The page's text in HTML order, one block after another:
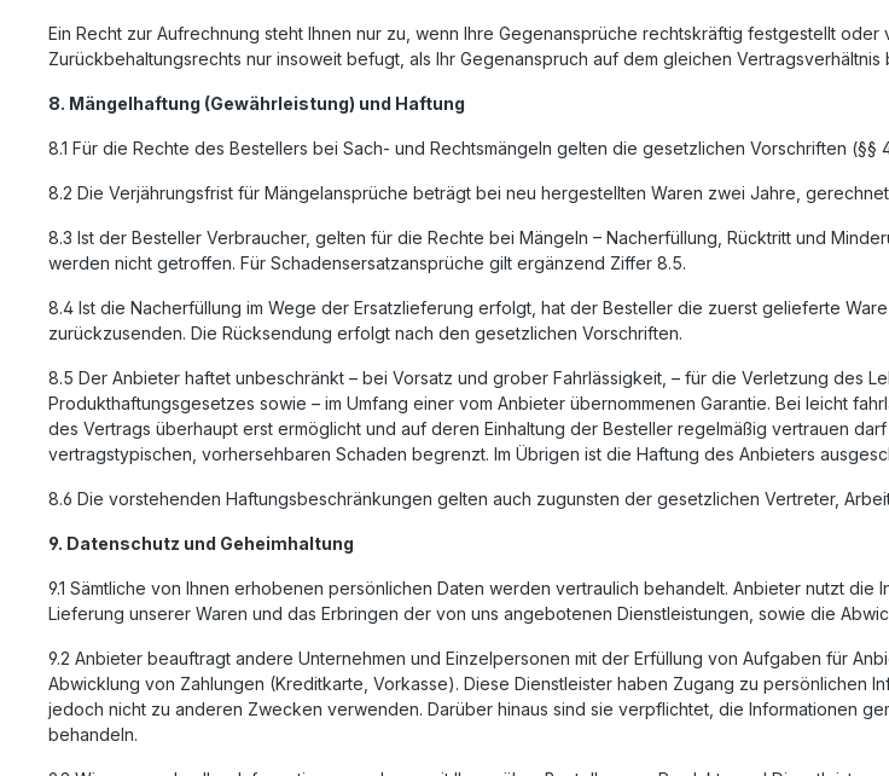
Ein Recht zur Aufrechnung steht Ihnen nur zu, wenn Ihre Gegenansprüche rechtskräftig festgestellt
Zurückbehaltungsrechts nur insoweit befugt, als Ihr Gegenanspruch auf dem gleichen Vertragsverhältnis
8. Mängelhaftung (Gewährleistung) und Haftung
8.1 Für die Rechte des Bestellers bei Sach- und Rechtsmängeln gelten die gesetzlichen Vorschriften
8.2 Die Verjährungsfrist für Mängelansprüche beträgt bei neu hergestellten Waren zwei Jahre,
8.3 Ist der Besteller Verbraucher, gelten für die Rechte bei Mängeln – Nacherfüllung, Rücktritt und
werden nicht getroffen. Für Schadensersatzansprüche gilt ergänzend Ziffer 8.5.
8.4 Ist die Nacherfüllung im Wege der Ersatzlieferung erfolgt, hat der Besteller die zuerst gelieferte
zurückzusenden. Die Rücksendung erfolgt nach den gesetzlichen Vorschriften.
8.5 Der Anbieter haftet unbeschränkt – bei Vorsatz und grober Fahrlässigkeit, – für die Verletzung des
Produkthaftungsgesetzes sowie – im Umfang einer vom Anbieter übernommenen Garantie. Bei leicht
des Vertrags überhaupt erst ermöglicht und auf deren Einhaltung der Besteller regelmäßig vertrauen
vertragstypischen, vorhersehbaren Schaden begrenzt. Im Übrigen ist die Haftung des Anbieters
8.6 Die vorstehenden Haftungsbeschränkungen gelten auch zugunsten der gesetzlichen Vertreter,
9. Datenschutz und Geheimhaltung
9.1 Sämtliche von Ihnen erhobenen persönlichen Daten werden vertraulich behandelt. Anbieter nutzt
Lieferung unserer Waren und das Erbringen der von uns angebotenen Dienstleistungen, sowie die
9.2 Anbieter beauftragt andere Unternehmen und Einzelpersonen mit der Erfüllung von Aufgaben für
Abwicklung von Zahlungen (Kreditkarte, Vorkasse). Diese Dienstleister haben Zugang zu persönlichen
jedoch nicht zu anderen Zwecken verwenden. Darüber hinaus sind sie verpflichtet, die Informationen
behandeln.